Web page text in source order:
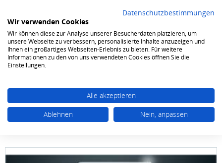
0
Waschen & Trocknen Trockner Wärmepumpe
Siemens WQ 45 B 2 B 40 9 kg selfCleaning
Datenschutzbestimmungen
Wir verwenden Cookies
Wir können diese zur Analyse unserer Besucherdaten platzieren, um
unsere Webseite zu verbessern, personalisierte Inhalte anzuzeigen und
Ihnen ein großartiges Webseiten-Erlebnis zu bieten. Für weitere
Informationen zu den von uns verwendeten Cookies öffnen Sie die
Einstellungen.
Alle akzeptieren
Ablehnen
Nein, anpassen